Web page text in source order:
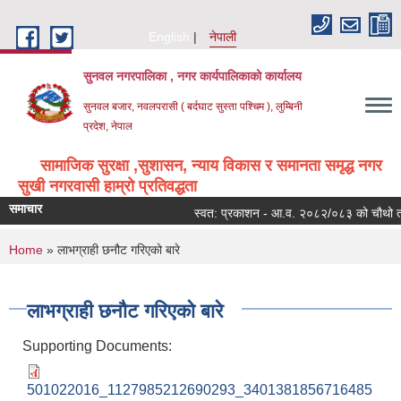
English
नेपाली
सुनवल नगरपालिका , नगर कार्यपालिकाको कार्यालय
सुनवल बजार, नवलपरासी ( बर्दघाट सुस्ता पश्चिम ), लुम्बिनी
प्रदेश, नेपाल
सामाजिक सुरक्षा ,सुशासन, न्याय विकास र समानता समृद्ध नगर
सुखी नगरवासी हाम्रो प्रतिवद्धता
समाचार स्वत: प्रकाशन - आ.व. २०८२/०८३ को चौथो
You are here
Home » लाभग्राही छनौट गरिएको बारे
लाभग्राही छनौट गरिएको बारे
Supporting Documents:
501022016_1127985212690293_3401381856716485